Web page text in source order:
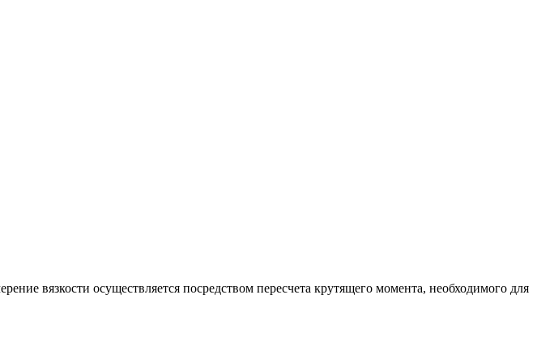
вязкости осуществляется посредством пересчета крутящего момента, необходимого для